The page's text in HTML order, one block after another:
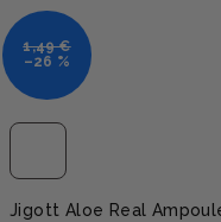
Jigott Aloe Real
1,49 €
–26 %